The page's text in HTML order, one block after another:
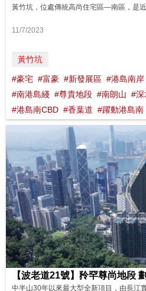
11/7/2023
黃竹坑
#豪宅 #富豪 #新發展區 #港島南岸
#南港島綫 #尊貴地段 #南朗山 #深
#港島南CBD #香葉道 #躍動港島南